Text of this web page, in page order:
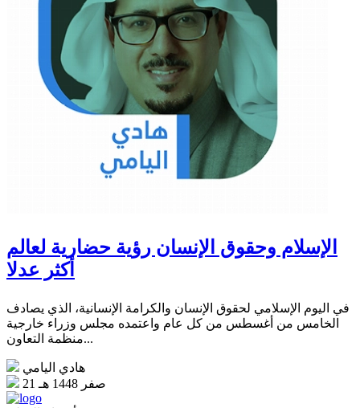
الإسلام وحقوق الإنسان رؤية حضارية لعالم
أكثر عدلا
في اليوم الإسلامي لحقوق الإنسان والكرامة الإنسانية، الذي يصادف
الخامس من أغسطس من كل عام واعتمده مجلس وزراء خارجية
منظمة التعاون...
هادي اليامي
21 صفر 1448 هـ